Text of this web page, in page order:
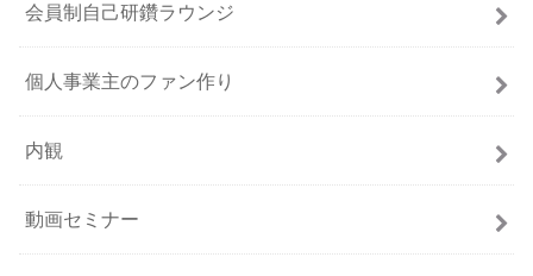
会員制自己研鑽ラウンジ
個人事業主のファン作り
内観
動画セミナー